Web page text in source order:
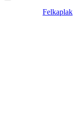
Felkaplak